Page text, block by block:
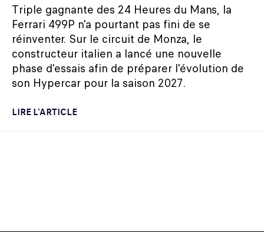
Triple gagnante des 24 Heures du Mans, la
Ferrari 499P n'a pourtant pas fini de se
réinventer. Sur le circuit de Monza, le
constructeur italien a lancé une nouvelle
phase d'essais afin de préparer l'évolution de
son Hypercar pour la saison 2027.
LIRE L'ARTICLE